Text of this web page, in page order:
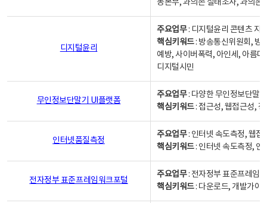
동본부, 과의존 실태조사, 과의존
디지털윤리
주요업무: 디지털윤리 콘텐츠 지
핵심키워드: 방송통신위원회, 방
예방, 사이버폭력, 아인세, 아름
디지털시민
무인정보단말기 UI플랫폼
주요업무: 다양한 무인정보단말
핵심키워드: 접근성, 웹접근성,
인터넷품질측정
주요업무: 인터넷 속도측정, 웹접
핵심키워드: 인터넷 속도측정, 인
전자정부 표준프레임워크포털
주요업무: 전자정부 표준프레임
핵심키워드: 다운로드, 개발가이